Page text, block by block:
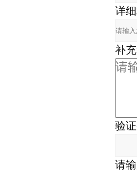
详
补
验证
请